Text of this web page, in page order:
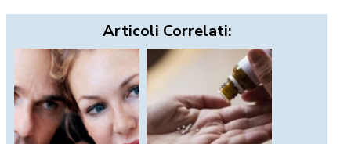
Articoli Correlati: